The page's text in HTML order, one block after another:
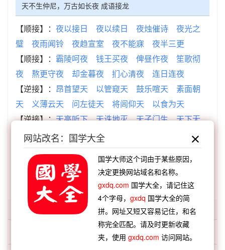
天不生仲尼，万古如长夜 成语接龙
【顺接】： 夜以接日 夜以续日 夜烛催诗
夜光之
璧
夜雨闻铃 夜趋宣室 夜不能寐
夜半三更
【顺接】： 霸陵呵夜 钱王买夜 俾昼作夜
笙歌彻
夜
熬更守夜 却金暮夜 扪心清夜
连日连夜
【逆接】： 昂首望天 以管窥天 鼓乐喧天
素面朝
天
义薄云天 问左徒天 将闾仰天
以食为天
【逆接】：天高听下 天诛地灭 天子门生
天下无
天府雄国 天寒地坼
查看：「天不生仲尼，万古如长夜」的典故、天不生
仲尼，万古如长夜成语故事
「天不」开头的词语:
网站改名：国学大全
国学大师这个词由于某些原因，
决定更换网站域名和名称。
gxdq.com 国学大全，请记住这
4个字母，gxdq 国学大全的简
拼。网址又短又容易记住，和名
称完全匹配。请及时更新收藏
夹，使用gxdq.com 访问网站。